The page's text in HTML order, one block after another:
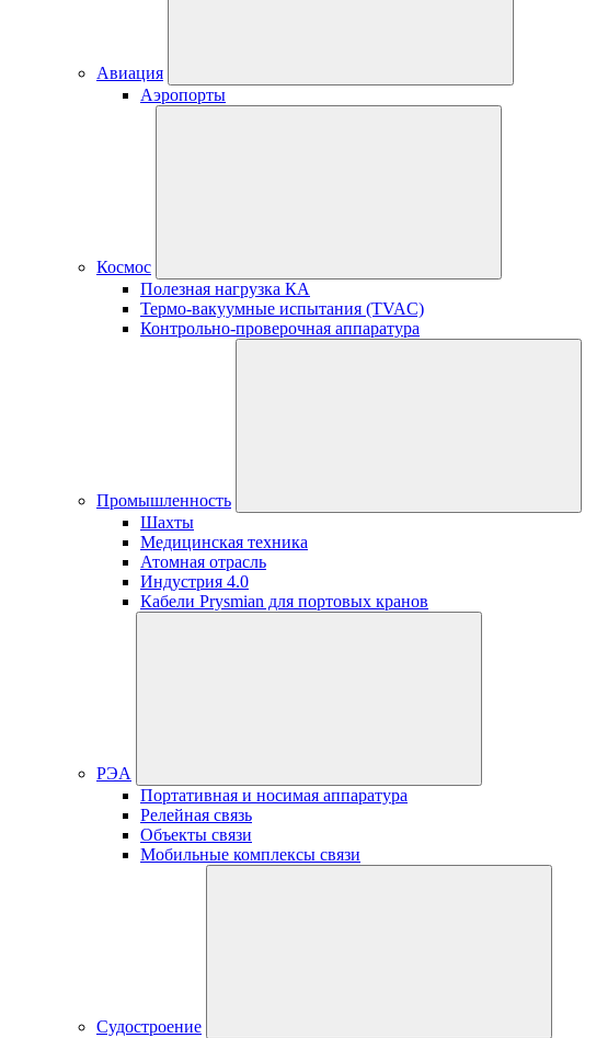
Авиация
Аэропорты
Космос
Полезная нагрузка КА
Термо-вакуумные испытания (TVAC)
Контрольно-проверочная аппаратура
Промышленность
Шахты
Медицинская техника
Атомная отрасль
Индустрия 4.0
Кабели Prysmian для портовых кранов
РЭА
Портативная и носимая аппаратура
Релейная связь
Объекты связи
Мобильные комплексы связи
Судостроение